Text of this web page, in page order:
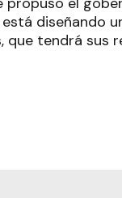
diseñando
tendrá sus